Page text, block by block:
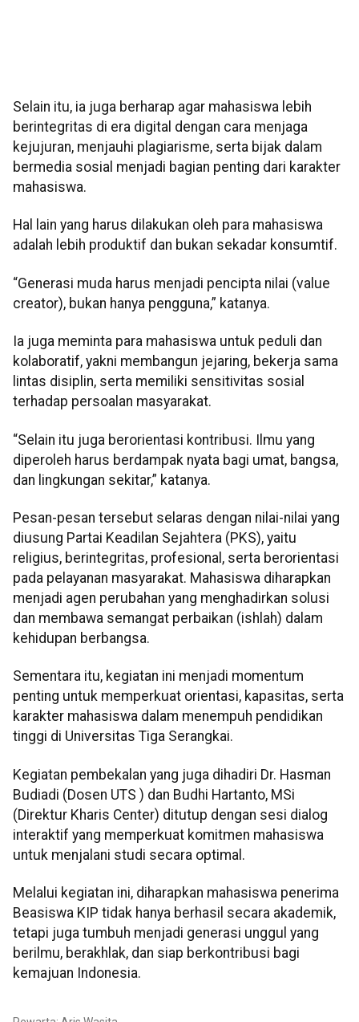
Selain itu, ia juga berharap agar mahasiswa lebih
berintegritas di era digital dengan cara menjaga
kejujuran, menjauhi plagiarisme, serta bijak dalam
bermedia sosial menjadi bagian penting dari karakter
mahasiswa.
Hal lain yang harus dilakukan oleh para mahasiswa
adalah lebih produktif dan bukan sekadar konsumtif.
“Generasi muda harus menjadi pencipta nilai (value
creator), bukan hanya pengguna,” katanya.
Ia juga meminta para mahasiswa untuk peduli dan
kolaboratif, yakni membangun jejaring, bekerja sama
lintas disiplin, serta memiliki sensitivitas sosial
terhadap persoalan masyarakat.
“Selain itu juga berorientasi kontribusi. Ilmu yang
diperoleh harus berdampak nyata bagi umat, bangsa,
dan lingkungan sekitar,” katanya.
Pesan-pesan tersebut selaras dengan nilai-nilai yang
diusung Partai Keadilan Sejahtera (PKS), yaitu
religius, berintegritas, profesional, serta berorientasi
pada pelayanan masyarakat. Mahasiswa diharapkan
menjadi agen perubahan yang menghadirkan solusi
dan membawa semangat perbaikan (ishlah) dalam
kehidupan berbangsa.
Sementara itu, kegiatan ini menjadi momentum
penting untuk memperkuat orientasi, kapasitas, serta
karakter mahasiswa dalam menempuh pendidikan
tinggi di Universitas Tiga Serangkai.
Kegiatan pembekalan yang juga dihadiri Dr. Hasman
Budiadi (Dosen UTS ) dan Budhi Hartanto, MSi
(Direktur Kharis Center) ditutup dengan sesi dialog
interaktif yang memperkuat komitmen mahasiswa
untuk menjalani studi secara optimal.
Melalui kegiatan ini, diharapkan mahasiswa penerima
Beasiswa KIP tidak hanya berhasil secara akademik,
tetapi juga tumbuh menjadi generasi unggul yang
berilmu, berakhlak, dan siap berkontribusi bagi
kemajuan Indonesia.